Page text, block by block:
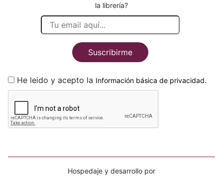
la librería?
Suscribirme
He leido y acepto la Información básica de privacidad.
Hospedaje y desarrollo por